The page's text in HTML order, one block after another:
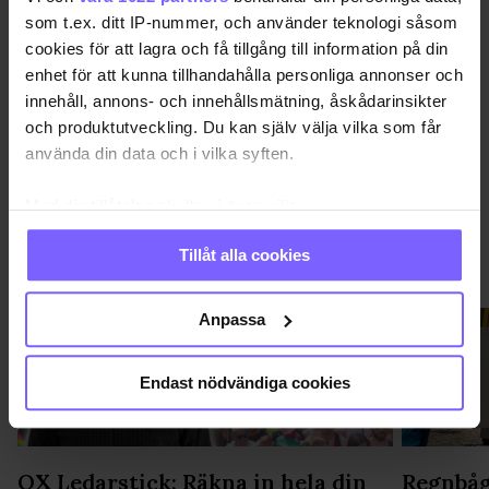
som t.ex. ditt IP-nummer, och använder teknologi såsom
cookies för att lagra och få tillgång till information på din
enhet för att kunna tillhandahålla personliga annonser och
innehåll, annons- och innehållsmätning, åskådarinsikter
och produktutveckling. Du kan själv välja vilka som får
använda din data och i vilka syften.
Med din tillåtelse skulle vi även vilja:
Samla in information om din geografiska plats
som kan ha en noggrannhet på upp till flera meter
Identifiera din enhet genom att aktivt skanna den
för specifika kännetecken (fingeravtryck)
Ta reda på mer om hur dina personliga uppgifter
Du kan ändra eller dra tillbaka ditt samtycke när som
helst från cookie-förklaringen.
Vi använder enhetsidentifierare för att anpassa innehållet
Tillåt alla cookies
Anpassa
Endast nödvändiga cookies
DELA DEN HÄR ARTIKELN
QX Ledarstick: Räkna in hela din